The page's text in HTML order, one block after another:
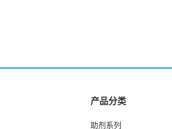
产品分类
助剂系列